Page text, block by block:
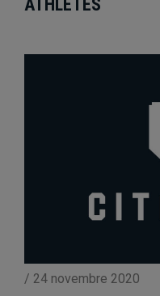
ATHLÈTES
/ 24 novembre 2020